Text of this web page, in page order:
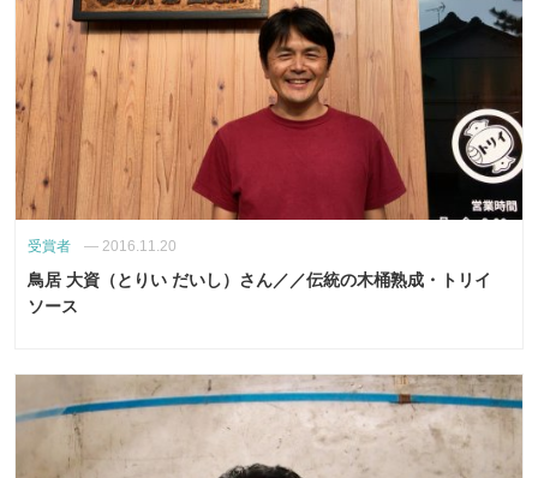
受賞者 — 2016.11.20
鳥居 大資（とりい だいし）さん／／伝統の木桶熟成・トリイ
ソース